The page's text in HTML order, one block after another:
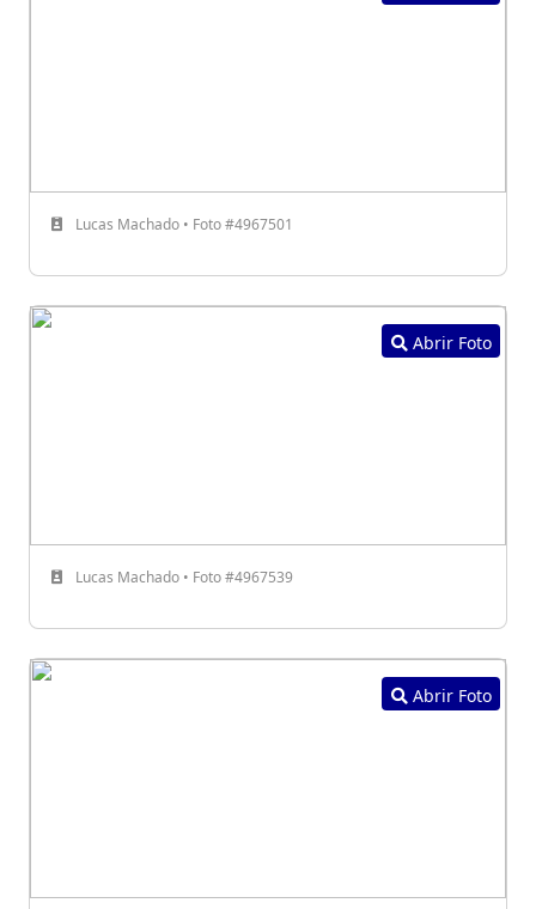
Lucas Machado • Foto #4967501
Abrir Foto
Lucas Machado • Foto #4967539
Abrir Foto